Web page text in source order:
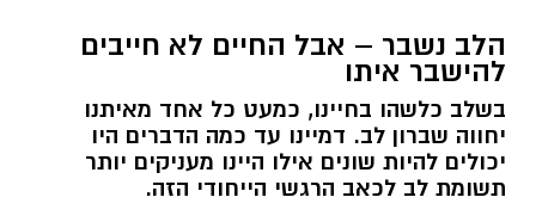
רוצה לעקוב אחרי הערוץ של הקבוצה "אשדוד נט"
ב-WhatsApp לחצו כאן
הלב נשבר – אבל החיים לא חייבים
להישבר איתו
בשלב כלשהו בחיינו, כמעט כל אחד מאיתנו
יחווה שברון לב. דמיינו עד כמה הדברים היו
יכולים להיות שונים אילו היינו מעניקים יותר
תשומת לב לכאב הרגשי הייחודי הזה.